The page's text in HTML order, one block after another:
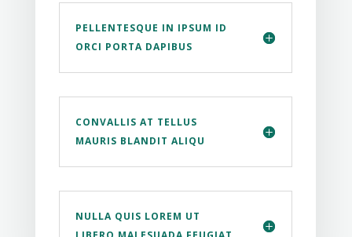
PELLENTESQUE IN IPSUM ID
ORCI PORTA DAPIBUS
CONVALLIS AT TELLUS
MAURIS BLANDIT ALIQU
NULLA QUIS LOREM UT